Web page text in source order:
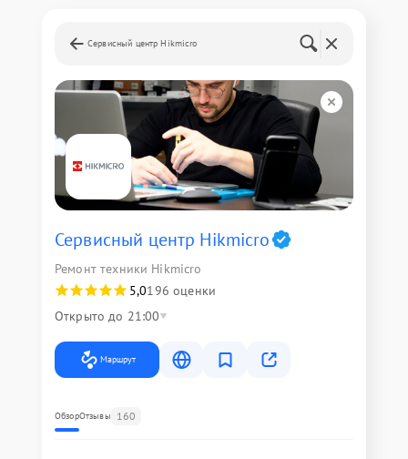
Сервисный центр Hikmicro
Сервисный центр Hikmicro
Ремонт техники Hikmicro
5,0196 оценки
Открыто до 21:00
Маршрут
ОбзорОтзывы 160